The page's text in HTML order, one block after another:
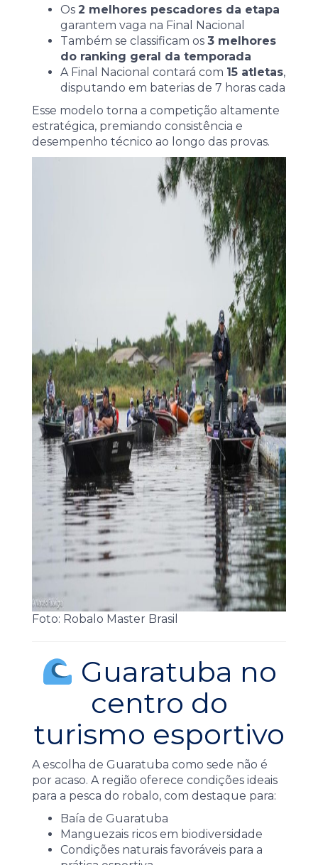
Os 2 melhores pescadores da etapa
garantem vaga na Final Nacional
Também se classificam os 3 melhores
do ranking geral da temporada
A Final Nacional contará com 15 atletas,
disputando em baterias de 7 horas cada
Esse modelo torna a competição altamente
estratégica, premiando consistência e
desempenho técnico ao longo das provas.
Foto: Robalo Master Brasil
Guaratuba no
centro do
turismo esportivo
A escolha de Guaratuba como sede não é
por acaso. A região oferece condições ideais
para a pesca do robalo, com destaque para:
Baía de Guaratuba
Manguezais ricos em biodiversidade
Condições naturais favoráveis para a